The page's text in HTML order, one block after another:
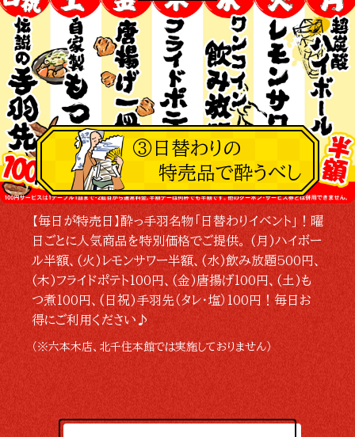
③日替わりの
特売品で酔うべし
【毎日が特売日】酔っ手羽名物「日替わりイベント」！曜
日ごとに人気商品を特別価格でご提供。 (月)ハイボー
ル半額、(火)レモンサワー半額、(水)飲み放題500円、
(木)フライドポテト100円、(金)唐揚げ100円、(土)も
つ煮100円、(日祝)手羽先（タレ・塩）100円！毎日お
得にご利用ください♪
（※六本木店、北千住本館では実施しておりません）